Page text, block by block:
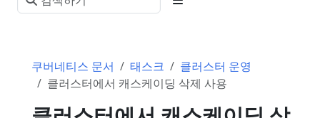
쿠버네티스 문서 태스크
클러스터 운영
클러스터에서 캐스케이딩 삭제 사용